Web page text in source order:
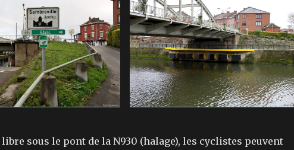
libre sous le pont de la N930 (halage), les cyclistes peuvent